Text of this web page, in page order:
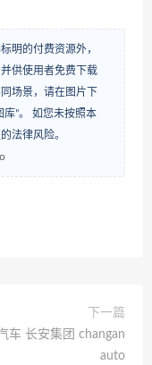
明的付费资源外，
供使用者免费下载
场景，请在图片下
”。 如您未按照本
法律风险。
下一篇
车 长安集团 changan
auto